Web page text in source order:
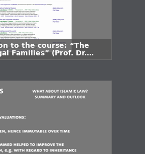
to the course: “The
Families” (Prof. Dr.